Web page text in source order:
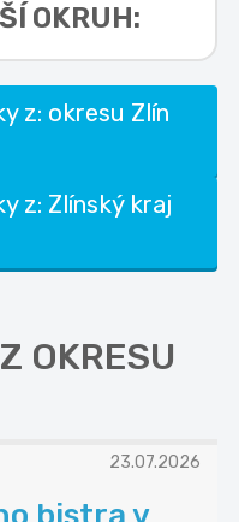
OKRUH:
z: okresu Zlín
z: Zlínský kraj
OKRESU
23.07.2026